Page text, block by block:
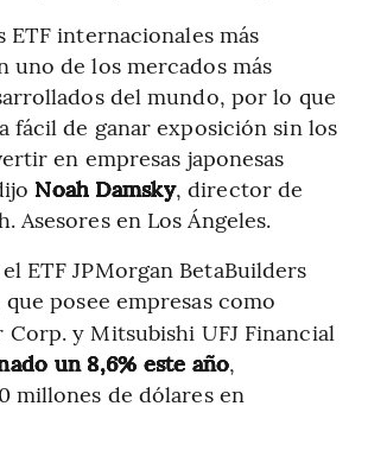
ETF internacionales más
uno de los mercados más
del mundo, por lo que
fácil de ganar exposición sin los
en empresas japonesas
Noah Damsky, director de
Asesores en Los Ángeles.
ETF JPMorgan BetaBuilders
que posee empresas como
y Mitsubishi UFJ Financial
un 8,6% este año,
millones de dólares en